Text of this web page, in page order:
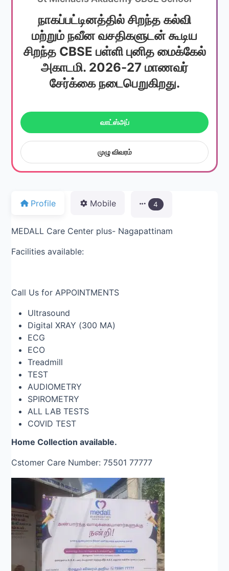
நாகப்பட்டினத்தில் சிறந்த கல்வி
மற்றும் நவீன வசதிகளுடன் கூடிய
சிறந்த CBSE பள்ளி புனித மைக்கேல்
அகாடமி. 2026-27 மாணவர்
சேர்க்கை நடைபெறுகிறது.
வாட்ஸ்அப்
முழு விவரம்
Profile Mobile 4
MEDALL Care Center plus- Nagapattinam
Facilities available:
Call Us for APPOINTMENTS
Ultrasound
Digital XRAY (300 MA)
ECG
ECO
Treadmill
TEST
AUDIOMETRY
SPIROMETRY
ALL LAB TESTS
COVID TEST
Home Collection available.
Cstomer Care Number: 75501 77777